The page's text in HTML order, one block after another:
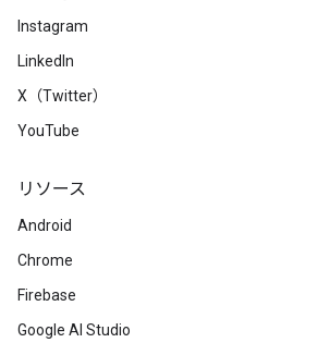
Instagram
LinkedIn
X（Twitter）
YouTube
リソース
Android
Chrome
Firebase
Google AI Studio